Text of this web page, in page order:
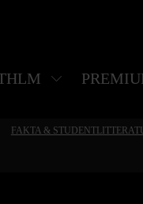
FAKTA &